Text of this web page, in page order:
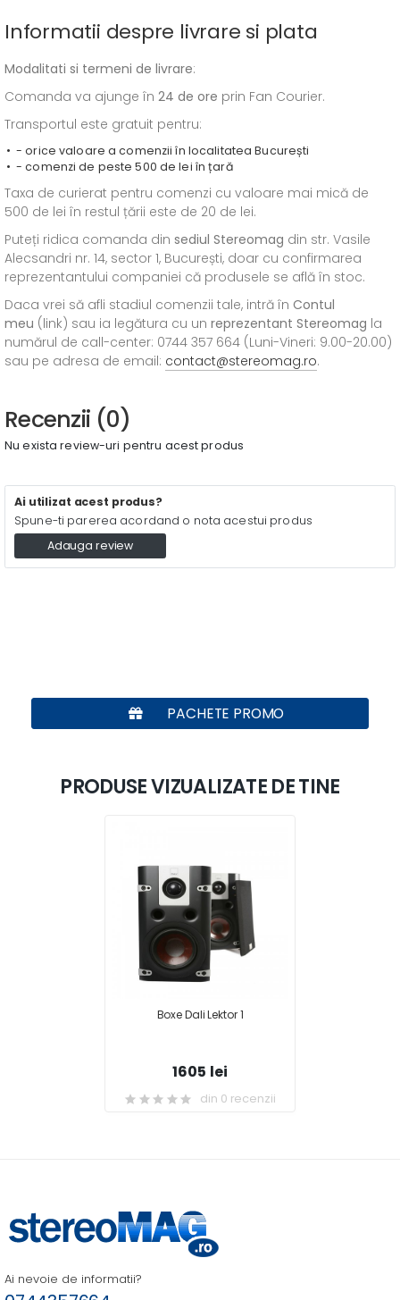
Informatii despre livrare si plata
Modalitati si termeni de livrare:
Comanda va ajunge în 24 de ore prin Fan Courier.
Transportul este gratuit pentru:
- orice valoare a comenzii în localitatea București
- comenzi de peste 500 de lei în țară
Taxa de curierat pentru comenzi cu valoare mai mică de
500 de lei în restul țării este de 20 de lei.
Puteți ridica comanda din sediul Stereomag din str. Vasile
Alecsandri nr. 14, sector 1, București, doar cu confirmarea
reprezentantului companiei că produsele se află în stoc.
Daca vrei să afli stadiul comenzii tale, intră în Contul
meu (link) sau ia legătura cu un reprezentant Stereomag la
numărul de call-center: 0744 357 664 (Luni-Vineri: 9.00-20.00)
sau pe adresa de email: contact@stereomag.ro.
Recenzii (0)
Nu exista review-uri pentru acest produs
Ai utilizat acest produs?
Spune-ti parerea acordand o nota acestui produs
Adauga review
PACHETE PROMO
PRODUSE VIZUALIZATE DE TINE
Boxe Dali Lektor 1
1605 lei
din 0 recenzii
Ai nevoie de informatii?